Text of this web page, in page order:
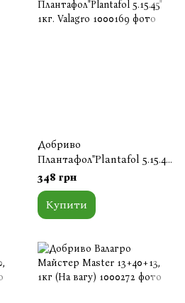
Добриво
Плантафол"Plantafol 5.15.45"
1кг. Valagro
348 грн
Купити